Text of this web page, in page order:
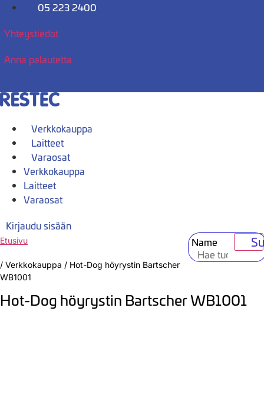
Mene
05 223 2400
Yhteystiedot
Anna palautetta
Verkkokauppa
Laitteet
Varaosat
Verkkokauppa
Laitteet
Varaosat
Kirjaudu sisään
Name
Etusivu
/ Verkkokauppa / Hot-Dog höyrystin Bartscher
WB1001
Hot-Dog höyrystin Bartscher WB1001